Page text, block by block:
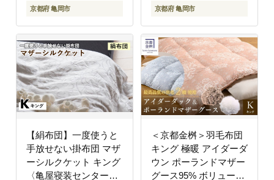
京都府 亀岡市 京都府 亀岡市
【絹布団】一度使うと
手放せない掛布団 マザ
ーシルクケット キング
〈亀屋寝装センター〉
＜京都金桝＞羽毛布団
キング 極暖 アイダーダ
ウン ポーランドマザー
グース95% ボリューム